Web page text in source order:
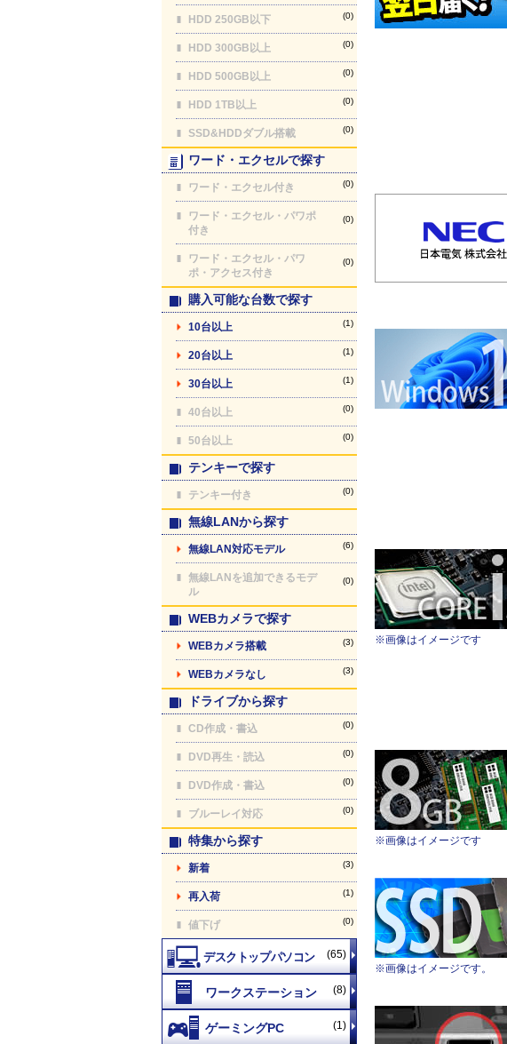
HDD 250GB以下 (0)
HDD 300GB以上 (0)
HDD 500GB以上 (0)
HDD 1TB以上 (0)
SSD&HDDダブル搭載 (0)
ワード・エクセルで探す
ワード・エクセル付き (0)
ワード・エクセル・パワポ
付き
(0)
ワード・エクセル・パワ
ポ・アクセス付き
(0)
購入可能な台数で探す
10台以上 (1)
20台以上 (1)
30台以上 (1)
40台以上 (0)
50台以上 (0)
テンキーで探す
テンキー付き (0)
無線LANから探す
無線LAN対応モデル (6)
無線LANを追加できるモデ
ル
(0)
WEBカメラで探す
WEBカメラ搭載 (3)
WEBカメラなし (3)
ドライブから探す
CD作成・書込 (0)
DVD再生・読込 (0)
DVD作成・書込 (0)
ブルーレイ対応 (0)
特集から探す
新着 (3)
再入荷 (1)
値下げ (0)
(65)
(8)
(1)
※画像はイメージです
※画像はイメージです
※画像はイメージです。